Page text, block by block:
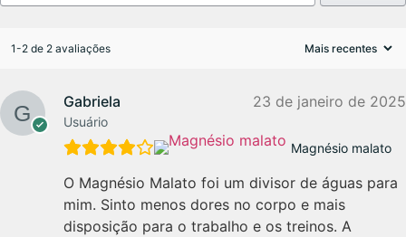
1-2 de 2 avaliações
Gabriela
Usuário
23 de janeiro de 2025
Magnésio malato
O Magnésio Malato foi um divisor de águas para
mim. Sinto menos dores no corpo e mais
disposição para o trabalho e os treinos. A